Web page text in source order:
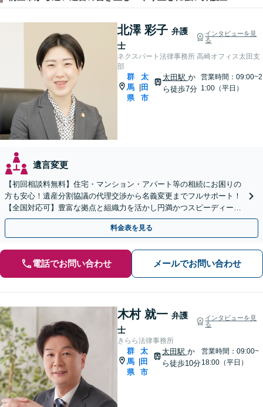
北澤 彩子 弁護
士
インタビューを見
る
ネクスパート法律事務所 高崎オフィス太田支
部
群
馬
県
太
田
市
太田駅 か
ら徒歩7分
営業時間：09:00~2
1:00（平日）
遺言変更
【初回相談料無料】住宅・マンション・アパート等の相続にお困りの
方も安心！遺産分割協議の代理交渉から名義変更までフルサポート！
【全国対応可】豊富な拠点と組織力を活かし円満かつスピーディーに
相続手続きをお手伝いします【取扱い実績2000件以上】
料金表を見る
電話でお問い合わせ メールでお問い合わせ
木村 就一 弁護
士
インタビューを見
る
きらら法律事務所
群
馬
県
太
田
市
太田駅 か
ら徒歩10分
営業時間：09:00~
18:00（平日）